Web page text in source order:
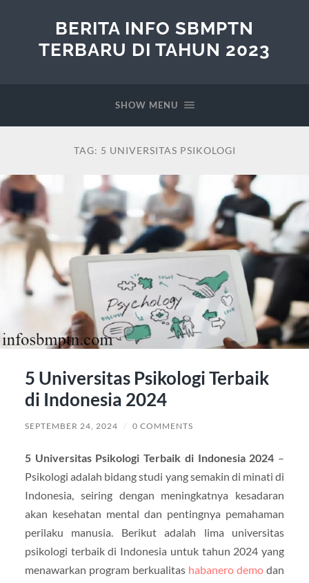
BERITA INFO SBMPTN
TERBARU DI TAHUN 2023
SHOW MENU
TAG: 5 UNIVERSITAS PSIKOLOGI
5 Universitas Psikologi Terbaik
di Indonesia 2024
SEPTEMBER 24, 2024 / 0 COMMENTS
5 Universitas Psikologi Terbaik di Indonesia 2024 –
Psikologi adalah bidang studi yang semakin di minati di
Indonesia, seiring dengan meningkatnya kesadaran
akan kesehatan mental dan pentingnya pemahaman
perilaku manusia. Berikut adalah lima universitas
psikologi terbaik di Indonesia untuk tahun 2024 yang
menawarkan program berkualitas habanero demo dan